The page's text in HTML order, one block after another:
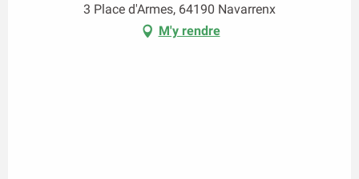
3 Place d'Armes, 64190 Navarrenx
M'y rendre